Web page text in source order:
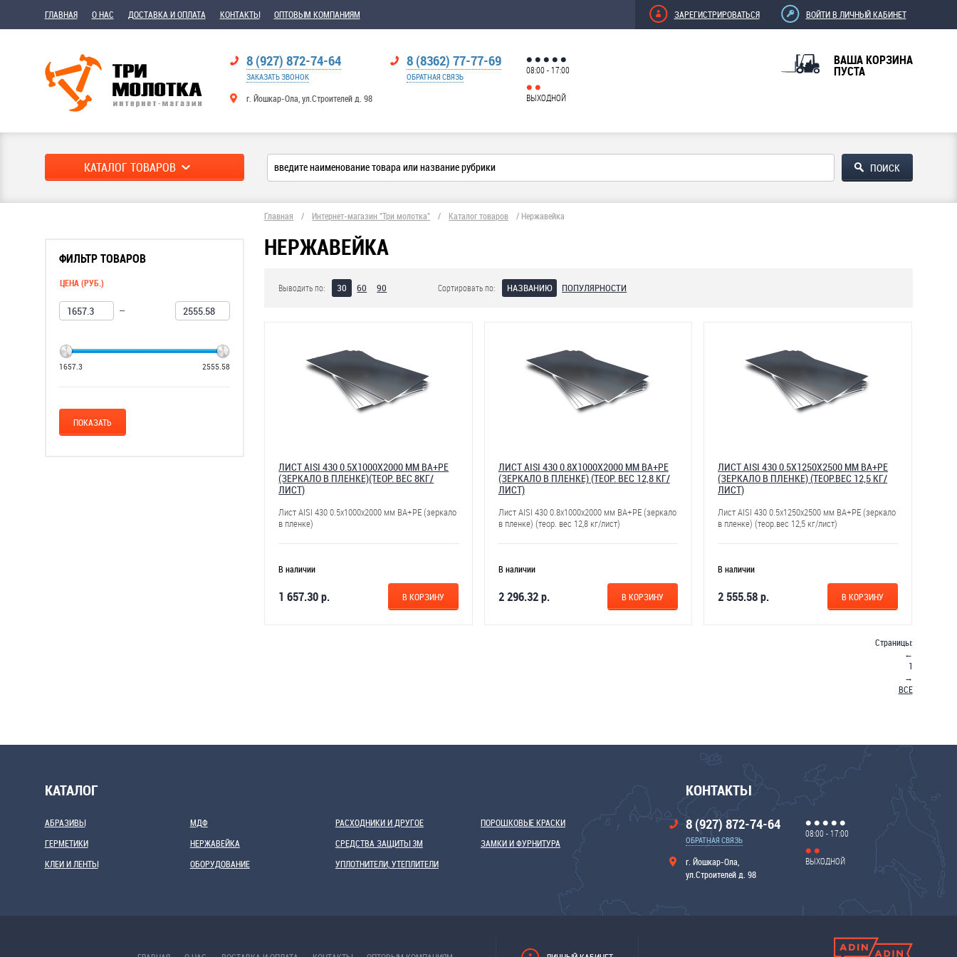
ГЛАВНАЯ О НАС ДОСТАВКА И ОПЛАТА КОНТАКТЫ ОПТОВЫМ КОМПАНИЯМ ЗАРЕГИСТРИРОВАТЬСЯ ВОЙТИ В ЛИЧНЫЙ КАБИНЕТ
8 (927) 872-74-64
ЗАКАЗАТЬ ЗВОНОК
г. Йошкар-Ола, ул.Строителей д. 98
8 (8362) 77-77-69
ОБРАТНАЯ СВЯЗЬ
08:00 - 17:00
ВЫХОДНОЙ
ВАША КОРЗИНА
ПУСТА
КАТАЛОГ ТОВАРОВ
ФИЛЬТР ТОВАРОВ
ЦЕНА (РУБ.)
—
1657.3 2555.58
Главная / Интернет-магазин "Три молотка" / Каталог товаров / Нержавейка
НЕРЖАВЕЙКА
Выводить по: 30 60 90 Сортировать по: НАЗВАНИЮ ПОПУЛЯРНОСТИ
ЛИСТ AISI 430 0.5Х1000Х2000 ММ ВА+РЕ
(ЗЕРКАЛО В ПЛЕНКЕ)(ТЕОР. ВЕС 8КГ/
ЛИСТ)
Лист AISI 430 0.5х1000х2000 мм ВА+РЕ (зеркало
в пленке)
В наличии
1 657.30 р. В КОРЗИНУ
ЛИСТ AISI 430 0.8Х1000Х2000 ММ BA+PE
(ЗЕРКАЛО В ПЛЕНКЕ) (ТЕОР. ВЕС 12,8 КГ/
ЛИСТ)
Лист AISI 430 0.8х1000х2000 мм BA+PE (зеркало
в пленке) (теор. вес 12,8 кг/лист)
В наличии
2 296.32 р. В КОРЗИНУ
ЛИСТ AISI 430 0.5Х1250Х2500 ММ BA+PE
(ЗЕРКАЛО В ПЛЕНКЕ) (ТЕОР.ВЕС 12,5 КГ/
ЛИСТ)
Лист AISI 430 0.5х1250х2500 мм BA+PE (зеркало
в пленке) (теор.вес 12,5 кг/лист)
В наличии
2 555.58 р. В КОРЗИНУ
Страницы:
←
1
→
ВСЕ
КАТАЛОГ
АБРАЗИВЫ
ГЕРМЕТИКИ
КЛЕИ И ЛЕНТЫ
МДФ
НЕРЖАВЕЙКА
ОБОРУДОВАНИЕ
РАСХОДНИКИ И ДРУГОЕ
СРЕДСТВА ЗАЩИТЫ 3М
УПЛОТНИТЕЛИ, УТЕПЛИТЕЛИ
ПОРОШКОВЫЕ КРАСКИ
ЗАМКИ И ФУРНИТУРА
КОНТАКТЫ
8 (927) 872-74-64
ОБРАТНАЯ СВЯЗЬ
г. Йошкар-Ола,
ул.Строителей д. 98
08:00 - 17:00
ВЫХОДНОЙ